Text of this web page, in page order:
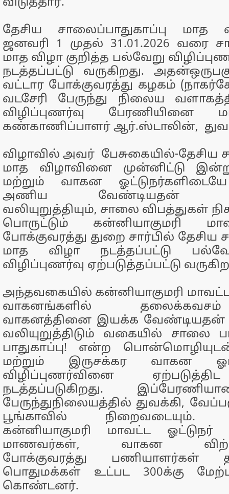
விடுத்தார்.
தேசிய சாலைப்பாதுகாப்பு மாத
ஜனவரி 1 முதல் 31.01.2026 வரை
மாத விழா குறித்த பல்வேறு
நடத்தப்பட்டு வருகிறது.
வட்டார போக்குவரத்து கழகம்
வடசேரி பேருந்து நிலைய
விழிப்புணர்வு பேரணியினை
கண்காணிப்பாளர் ஆர்.ஸ்டாலின்,
விழாவில் அவர் பேசுகையில்-தேசிய
மாத விழாவினை முன்னிட்டு
மற்றும் வாகன
அணிய வேண்டியதன்
வலியுறுத்தியும், சாலை விபத்துகள்
பொருட்டும் கன்னியாகுமரி
போக்குவரத்து துறை சார்பில் தேசிய
மாத விழா நடத்தப்பட்டு
விழிப்புணர்வு ஏற்படுத்தப்பட்டு
அந்தவகையில் கன்னியாகுமரி
வாகனங்களில்
வாகனத்தினை இயக்க வேண்டியதன்
வலியுறுத்திடும் வகையில் சாலை
பாதுகாப்பு! என்ற
மற்றும் இருசக்கர வாகன
விழிப்புணர்வினை
நடத்தப்படுகிறது.
பேருந்துநிலையத்தில் துவக்கி,
பூங்காவில் நிறைவடையும்.
கன்னியாகுமரி மாவட்ட ஓட்டுநர்
மாணவர்கள், வாகன
போக்குவரத்து பணியாளர்கள்
பொதுமக்கள் உட்பட 300க்கு
கொண்டனர்.